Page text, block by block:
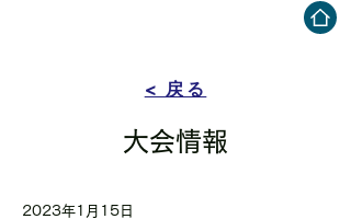
< 戻る
大会情報
2023年1月15日